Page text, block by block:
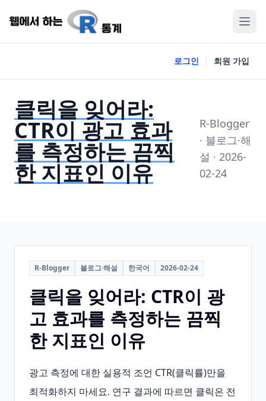
로그인 회원 가입
클릭을 잊어라:
CTR이 광고 효과
를 측정하는 끔찍
한 지표인 이유
R-Blogger
· 블로그·해
설 · 2026-
02-24
R-Blogger 블로그·해설 한국어 2026-02-24
클릭을 잊어라: CTR이 광
고 효과를 측정하는 끔찍
한 지표인 이유
광고 측정에 대한 실용적 조언 CTR(클릭률)만을
최적화하지 마세요. 연구 결과에 따르면 클릭은 전